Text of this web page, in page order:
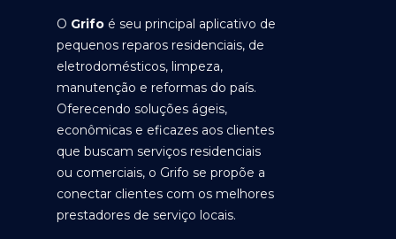
O Grifo é seu principal aplicativo de
pequenos reparos residenciais, de
eletrodomésticos, limpeza,
manutenção e reformas do país.
Oferecendo soluções ágeis,
econômicas e eficazes aos clientes
que buscam serviços residenciais
ou comerciais, o Grifo se propõe a
conectar clientes com os melhores
prestadores de serviço locais.